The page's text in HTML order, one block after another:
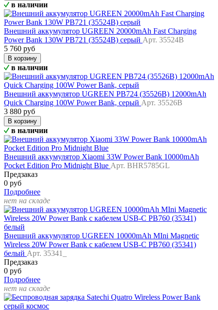
в наличии
Внешний аккумулятор UGREEN 20000mAh Fast Charging
Power Bank 130W PB721 (35524B) серый Арт. 35524B
5 760 руб
В корзину
в наличии
Внешний аккумулятор UGREEN PB724 (35526B) 12000mAh
Quick Charging 100W Power Bank, серый Арт. 35526B
3 880 руб
В корзину
в наличии
Внешний аккумулятор Xiaomi 33W Power Bank 10000mAh
Pocket Edition Pro Midnight Blue Арт. BHR5785GL
Предзаказ
0 руб
Подробнее
нет на складе
Внешний аккумулятор UGREEN 10000mAh MIni Magnetic
Wireless 20W Power Bank c кабелем USB-C PB760 (35341)
белый Арт. 35341_
Предзаказ
0 руб
Подробнее
нет на складе